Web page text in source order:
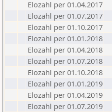
Elozahl per 01.04.2017
Elozahl per 01.07.2017
Elozahl per 01.10.2017
Elozahl per 01.01.2018
Elozahl per 01.04.2018
Elozahl per 01.07.2018
Elozahl per 01.10.2018
Elozahl per 01.01.2019
Elozahl per 01.04.2019
Elozahl per 01.07.2019